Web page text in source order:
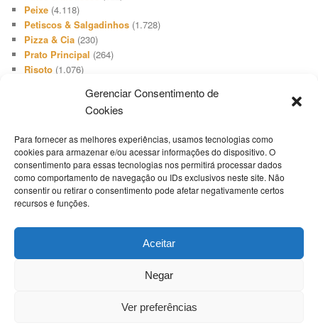
Gerenciar Consentimento de
Cookies
Para fornecer as melhores experiências, usamos tecnologias como
cookies para armazenar e/ou acessar informações do dispositivo. O
consentimento para essas tecnologias nos permitirá processar dados
como comportamento de navegação ou IDs exclusivos neste site. Não
consentir ou retirar o consentimento pode afetar negativamente certos
recursos e funções.
Aceitar
Negar
Ver preferências
Peixe (4.118)
Petiscos & Salgadinhos (1.728)
Pizza & Cia (230)
Prato Principal (264)
Risoto (1.076)
(66)
Sanduíches & Lanches
Sopa & Cia(2.731)
Sorvete(416)
Suíno(1.503)
Televisão(19)
Tempero(46)
Uncategorized(1)